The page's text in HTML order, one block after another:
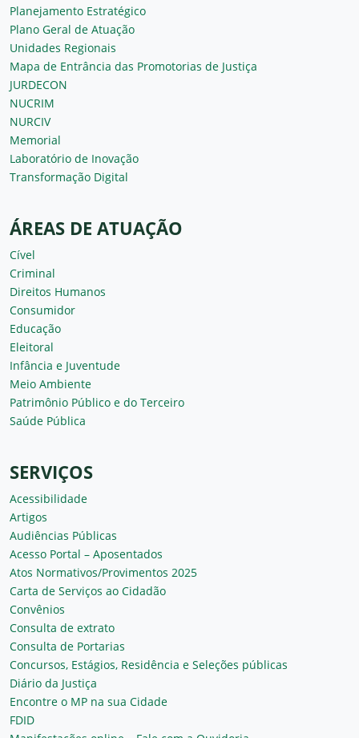
Planejamento Estratégico
Plano Geral de Atuação
Unidades Regionais
Mapa de Entrância das Promotorias de Justiça
JURDECON
NUCRIM
NURCIV
Memorial
Laboratório de Inovação
Transformação Digital
ÁREAS DE ATUAÇÃO
Cível
Criminal
Direitos Humanos
Consumidor
Educação
Eleitoral
Infância e Juventude
Meio Ambiente
Patrimônio Público e do Terceiro
Saúde Pública
SERVIÇOS
Acessibilidade
Artigos
Audiências Públicas
Acesso Portal – Aposentados
Atos Normativos/Provimentos 2025
Carta de Serviços ao Cidadão
Convênios
Consulta de extrato
Consulta de Portarias
Concursos, Estágios, Residência e Seleções públicas
Diário da Justiça
Encontre o MP na sua Cidade
FDID